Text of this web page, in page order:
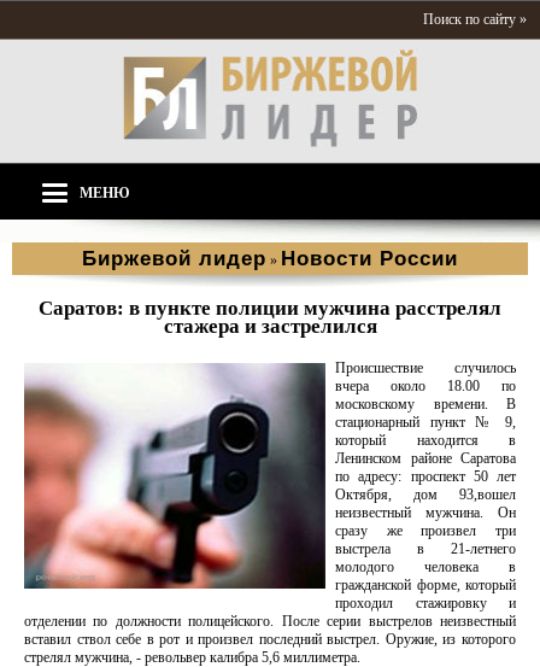
Поиск по сайту »
МЕНЮ
Биржевой лидер » Новости России
Саратов: в пункте полиции мужчина расстрелял
стажера и застрелился
Происшествие случилось
вчера около 18.00 по
московскому времени. В
стационарный пункт № 9,
который находится в
Ленинском районе Саратова
по адресу: проспект 50 лет
Октября, дом 93,вошел
неизвестный мужчина. Он
сразу же произвел три
выстрела в 21-летнего
молодого человека в
гражданской форме, который
проходил стажировку и
отделении по должности полицейского. После серии выстрелов неизвестный
вставил ствол себе в рот и произвел последний выстрел. Оружие, из которого
стрелял мужчина, - револьвер калибра 5,6 миллиметра.